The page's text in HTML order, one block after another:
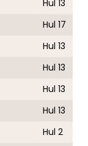
Hul 13
Hul 17
Hul 13
Hul 13
Hul 13
Hul 13
Hul 2